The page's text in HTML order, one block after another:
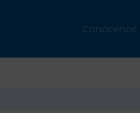
Conócenos